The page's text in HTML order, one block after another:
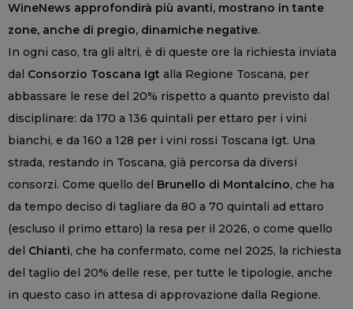
WineNews approfondirà più avanti, mostrano in tante
zone, anche di pregio, dinamiche negative.
In ogni caso, tra gli altri, è di queste ore la richiesta inviata
dal Consorzio Toscana Igt alla Regione Toscana, per
abbassare le rese del 20% rispetto a quanto previsto dal
disciplinare: da 170 a 136 quintali per ettaro per i vini
bianchi, e da 160 a 128 per i vini rossi Toscana Igt. Una
strada, restando in Toscana, già percorsa da diversi
consorzi. Come quello del Brunello di Montalcino, che ha
da tempo deciso di tagliare da 80 a 70 quintali ad ettaro
(escluso il primo ettaro) la resa per il 2026, o come quello
del Chianti, che ha confermato, come nel 2025, la richiesta
del taglio del 20% delle rese, per tutte le tipologie, anche
in questo caso in attesa di approvazione dalla Regione.